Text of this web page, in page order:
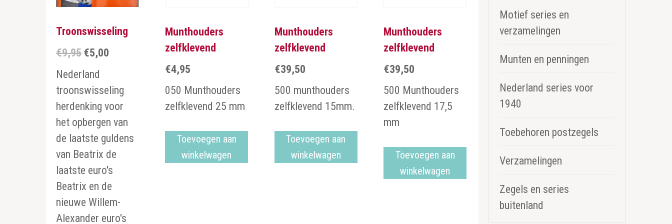
Troonswisseling
€9,95 Oorspronkelijke
prijs
was:
€9,95.
€5,00
is:
Nederland
troonswisseling
herdenking voor
het opbergen van
de laatste guldens
van Beatrix de
laatste euro's
Beatrix en de
nieuwe Willem-
Alexander euro's
Munthouders
zelfklevend
€4,95
050 Munthouders
zelfklevend 25 mm
Toevoegen aan
winkelwagen
Munthouders
zelfklevend
€39,50
500 munthouders
zelfklevend 15mm.
Toevoegen aan
winkelwagen
Munthouders
zelfklevend
€39,50
500 Munthouders
zelfklevend 17,5
mm
Toevoegen aan
winkelwagen
Motief series en
verzamelingen
Munten en penningen
Nederland series voor
1940
Toebehoren postzegels
Verzamelingen
Zegels en series
buitenland